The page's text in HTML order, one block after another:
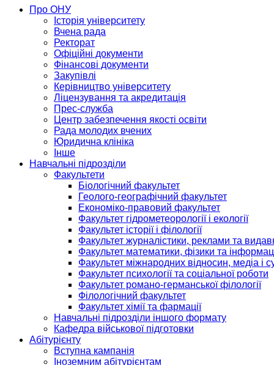
Про ОНУ
Історія університету
Вчена рада
Ректорат
Офіційні документи
Фінансові документи
Закупівлі
Керівництво університету
Ліцензування та акредитація
Прес-служба
Центр забезпечення якості освіти
Рада молодих вчених
Юридична клініка
Інше
Навчальні підрозділи
Факультети
Біологічний факультет
Геолого-географічний факультет
Економіко-правовий факультет
Факультет гідрометеорології і екології
Факультет історії і філології
Факультет журналістики, реклами та
Факультет математики, фізики та
Факультет міжнародних відносин, медіа і
Факультет психології та соціальної роботи
Факультет романо-германської філології
Філологічний факультет
Факультет хімії та фармації
Навчальні підрозділи іншого формату
Кафедра військової підготовки
Абітурієнту
Вступна кампанія
Іноземним абітурієнтам